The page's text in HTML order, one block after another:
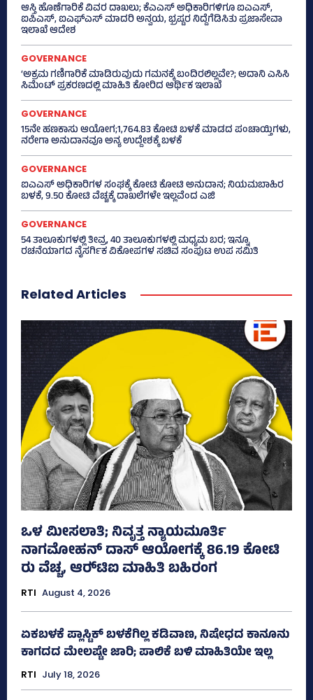
ಆಸ್ತಿ ಹೊಣೆಗಾರಿಕೆ ವಿವರ ದಾಖಲು; ಕೆಎಎಸ್ ಅಧಿಕಾರಿಗಳಿಗೂ ಐಎಎಸ್‌,
ಐಪಿಎಸ್‌, ಐಎಫ್‌ಎಸ್‌ ಮಾದರಿ ಅನ್ವಯ, ಭ್ರಷ್ಟರ ನಿದ್ದೆಗೆಡಿಸಿತು ಪ್ರಜಾಸೇವಾ
ಇಲಾಖೆ ಆದೇಶ
GOVERNANCE
‘ಅಕ್ರಮ ಗಣಿಗಾರಿಕೆ ಮಾಡಿರುವುದು ಗಮನಕ್ಕೆ ಬಂದಿರಲಿಲ್ಲವೇ?; ಅದಾನಿ ಎಸಿಸಿ
ಸಿಮೆಂಟ್ ಪ್ರಕರಣದಲ್ಲಿ ಮಾಹಿತಿ ಕೋರಿದ ಆರ್ಥಿಕ ಇಲಾಖೆ
GOVERNANCE
15ನೇ ಹಣಕಾಸು ಆಯೋಗ;1,764.83 ಕೋಟಿ ಬಳಕೆ ಮಾಡದ ಪಂಚಾಯ್ತಿಗಳು,
ನರೇಗಾ ಅನುದಾನವೂ ಅನ್ಯ ಉದ್ದೇಶಕ್ಕೆ ಬಳಕೆ
GOVERNANCE
ಐಎಎಸ್‌ ಅಧಿಕಾರಿಗಳ ಸಂಘಕ್ಕೆ ಕೋಟಿ ಕೋಟಿ ಅನುದಾನ; ನಿಯಮಬಾಹಿರ
ಬಳಕೆ, 9.50 ಕೋಟಿ ವೆಚ್ಚಕ್ಕೆ ದಾಖಲೆಗಳೇ ಇಲ್ಲವೆಂದ ಎಜಿ
GOVERNANCE
54 ತಾಲೂಕುಗಳಲ್ಲಿ ತೀವ್ರ, 40 ತಾಲೂಕುಗಳಲ್ಲಿ ಮಧ್ಯಮ ಬರ; ಇನ್ನೂ
ರಚನೆಯಾಗದ ನೈಸರ್ಗಿಕ ವಿಕೋಪಗಳ ಸಚಿವ ಸಂಪುಟ ಉಪ ಸಮಿತಿ
Related Articles
ಒಳ ಮೀಸಲಾತಿ; ನಿವೃತ್ತ ನ್ಯಾಯಮೂರ್ತಿ
ನಾಗಮೋಹನ್ ದಾಸ್ ಆಯೋಗಕ್ಕೆ 86.19 ಕೋಟಿ
ರು ವೆಚ್ಚ, ಆರ್‍‌ಟಿಐ ಮಾಹಿತಿ ಬಹಿರಂಗ
RTI August 4, 2026
ಏಕಬಳಕೆ ಪ್ಲಾಸ್ಟಿಕ್‌ ಬಳಕೆಗಿಲ್ಲ ಕಡಿವಾಣ, ನಿಷೇಧದ ಕಾನೂನು
ಕಾಗದದ ಮೇಲಷ್ಟೇ ಜಾರಿ; ಪಾಲಿಕೆ ಬಳಿ ಮಾಹಿತಿಯೇ ಇಲ್ಲ
RTI July 18, 2026